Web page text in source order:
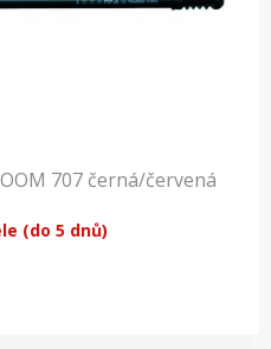
707 černá/červená
(do 5 dnů)